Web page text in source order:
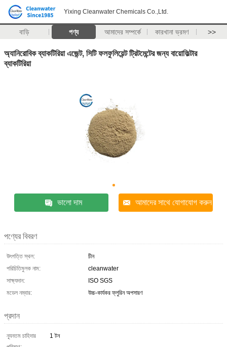
Yixing Cleanwater Chemicals Co.,Ltd.
বাড়ি পণ্য আমাদের সম্পর্কে কারখানা ভ্রমণ >>
অ্যানিরোবিক ব্যাকটিরিয়া এজেন্ট, সিটি ফলফুলিয়েন্ট ট্রিটমেন্টের জন্য বায়োফিল্টার
ব্যাকটিরিয়া
ভালো দাম আমাদের সাথে যোগাযোগ করুন
পণ্যের বিবরণ
উৎপত্তি স্থল:
চীন
পরিচিতিমুলক নাম:
cleanwater
সাক্ষ্যদান:
ISO SGS
মডেল নম্বার:
উচ্চ-কার্যকর ফ্লুরিন অপসারণ
প্রদান
ন্যূনতম চাহিদার
1 টন